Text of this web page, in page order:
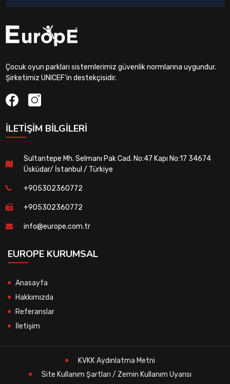
Çocuk oyun parkları sistemlerimiz güvenlik normlarına uygundur.
Şirketimiz UNICEF'in destekçisidir.
İLETIŞIM BILGILERI
Sultantepe Mh. Selmanı Pak Cad. No:47 Kapı No:17 34674
Üsküdar/ İstanbul / Türkiye
+905302360772
+905302360772
info@europe.com.tr
EUROPE KURUMSAL
Anasayfa
Hakkımızda
Referanslar
İletişim
KVKK Aydınlatma Metni
Site Kullanım Şartları / Zemin Kullanım Uyarısı